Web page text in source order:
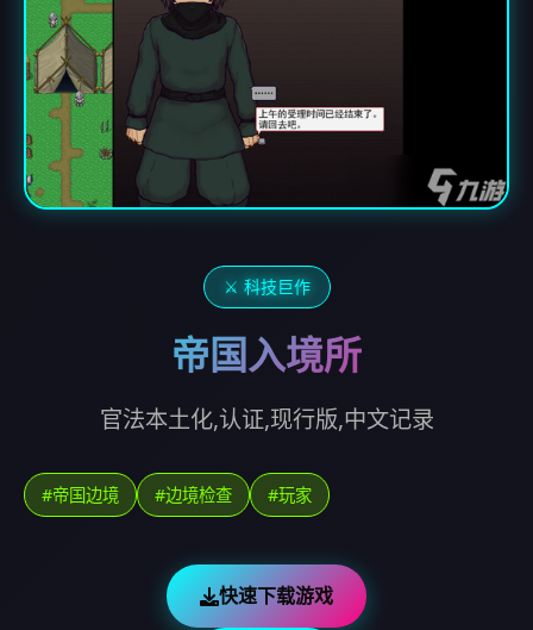
⚔️ 科技巨作
帝国入境所
官法本土化,认证,现行版,中文记录
#帝国边境 #边境检查 #玩家
快速下载游戏